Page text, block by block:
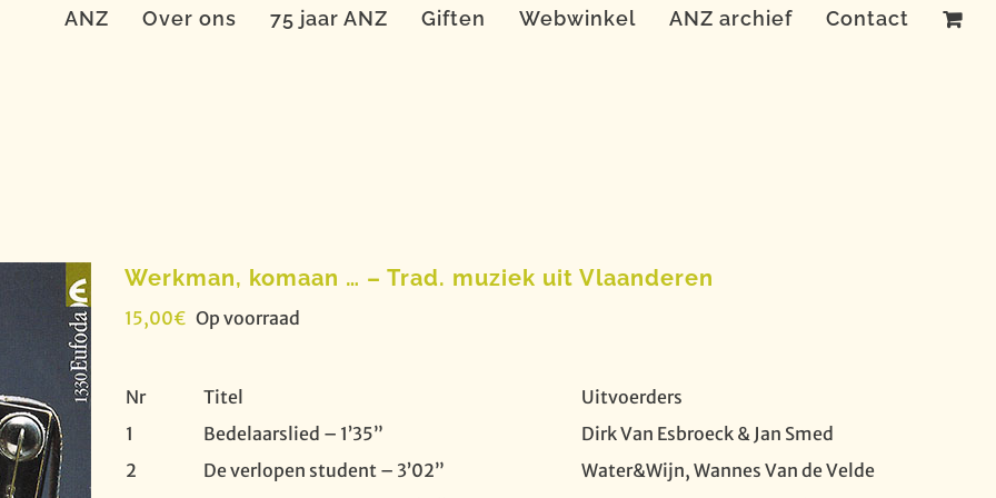
ANZ Over ons 75 jaar ANZ Giften Webwinkel ANZ archief Contact
Werkman, komaan … – Trad. muziek uit Vlaanderen
15,00€ Op voorraad
Nr Titel
Uitvoerders
1
Bedelaarslied – 1’35”
Dirk Van Esbroeck & Jan Smed
2
De verlopen student – 3’02”
Water&Wijn, Wannes Van de Velde